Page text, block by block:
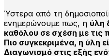
Ύστερα από τη
ενημερώνουμε πως, η ύλη
καθόλου σε σχέση με τις
Πιο συγκεκριμένα, η ύλη
Διαγωνισμό στις εξής